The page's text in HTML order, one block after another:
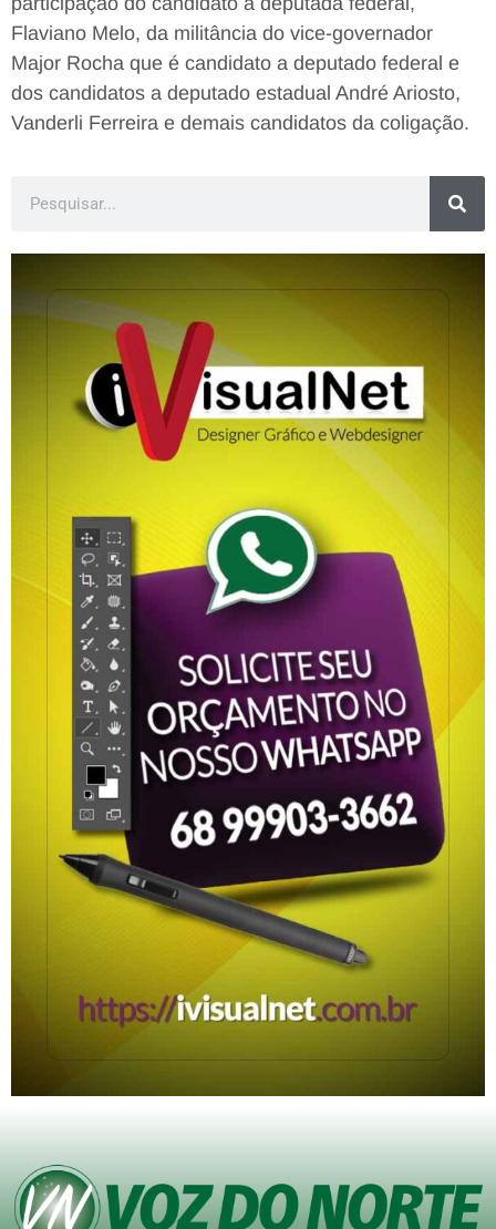
Flaviano Melo, da militância do vice-governador
Major Rocha que é candidato a deputado federal e
dos candidatos a deputado estadual André Ariosto,
Vanderli Ferreira e demais candidatos da coligação.